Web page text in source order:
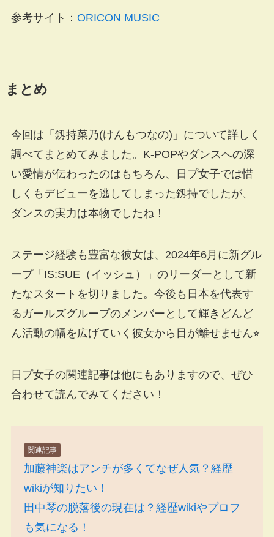
参考サイト： ORICON MUSIC
まとめ
今回は「釼持菜乃(けんもつなの)」について詳しく
調べてまとめてみました。K-POPやダンスへの深
い愛情が伝わったのはもちろん、日プ女子では惜
しくもデビューを逃してしまった釼持でしたが、
ダンスの実力は本物でしたね！
ステージ経験も豊富な彼女は、2024年6月に新グル
ープ「IS:SUE（イッシュ）」のリーダーとして新
たなスタートを切りました。今後も日本を代表す
るガールズグループのメンバーとして輝きどんど
ん活動の幅を広げていく彼女から目が離せません⭐︎
日プ女子の関連記事は他にもありますので、ぜひ
合わせて読んでみてください！
関連記事
加藤神楽はアンチが多くてなぜ人気？経歴
wikiが知りたい！
田中琴の脱落後の現在は？経歴wikiやプロフ
も気になる！